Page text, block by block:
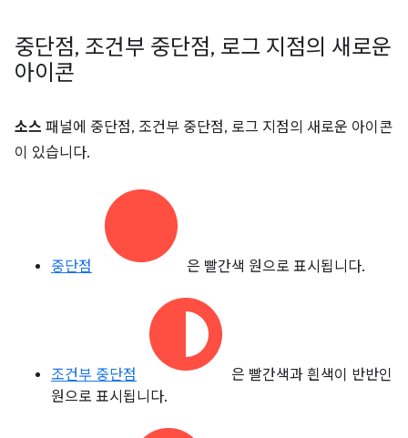
중단점, 조건부 중단점, 로그 지점의 새로운
아이콘
소스 패널에 중단점, 조건부 중단점, 로그 지점의 새로운 아이콘
이 있습니다.
중단점 은 빨간색 원으로 표시됩니다.
조건부 중단점
은 빨간색과 흰색이 반반인
원으로 표시됩니다.